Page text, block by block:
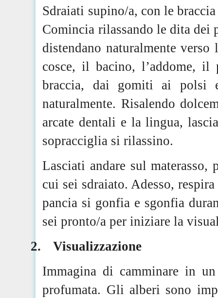
Sdraiati supino/a, con le
Comincia rilassando le dita dei
distendano naturalmente
cosce, il bacino, l’addome,
braccia, dai gomiti ai polsi
naturalmente. Risalendo
arcate dentali e la lingua,
sopracciglia si rilassino.
Lasciati andare sul
cui sei sdraiato. Adesso,
pancia si gonfia e sgonfia
sei pronto/a per iniziare la
2.
Visualizzazione
Immagina di camminare in
profumata. Gli alberi sono